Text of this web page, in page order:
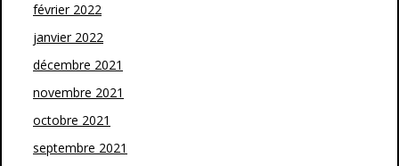
février 2022
janvier 2022
décembre 2021
novembre 2021
octobre 2021
septembre 2021